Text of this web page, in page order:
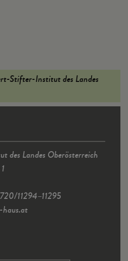
Stifter-Institut des Landes
Landes Oberösterreich
11294–11295